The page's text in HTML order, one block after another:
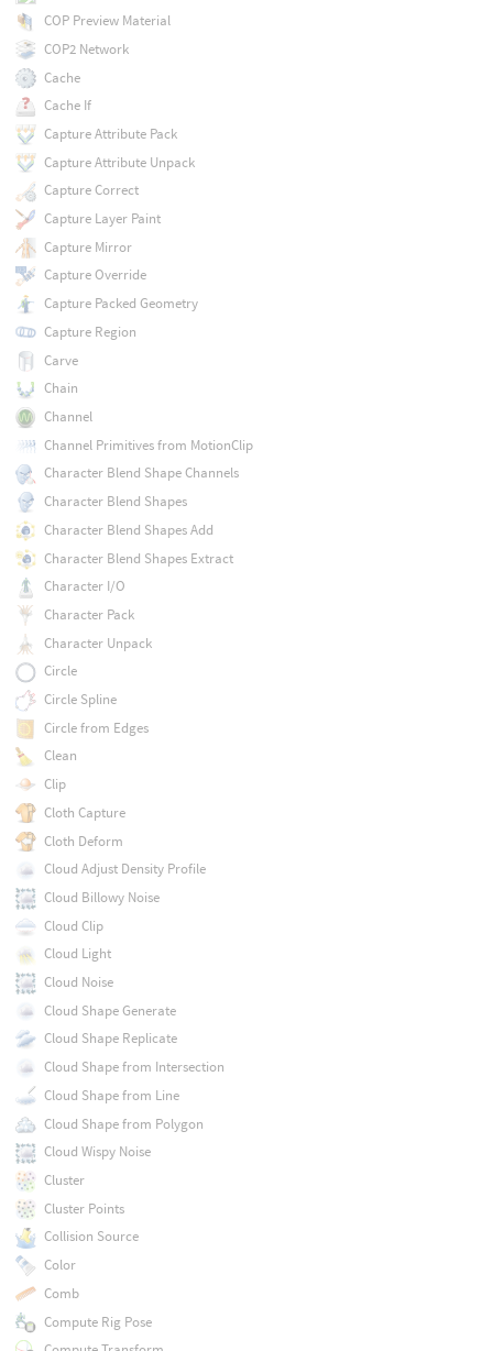
COP Preview Material
COP2 Network
Cache
Cache If
Capture Attribute Pack
Capture Attribute Unpack
Capture Correct
Capture Layer Paint
Capture Mirror
Capture Override
Capture Packed Geometry
Capture Region
Carve
Chain
Channel
Channel Primitives from MotionClip
Character Blend Shape Channels
Character Blend Shapes
Character Blend Shapes Add
Character Blend Shapes Extract
Character I/O
Character Pack
Character Unpack
Circle
Circle Spline
Circle from Edges
Clean
Clip
Cloth Capture
Cloth Deform
Cloud Adjust Density Profile
Cloud Billowy Noise
Cloud Clip
Cloud Light
Cloud Noise
Cloud Shape Generate
Cloud Shape Replicate
Cloud Shape from Intersection
Cloud Shape from Line
Cloud Shape from Polygon
Cloud Wispy Noise
Cluster
Cluster Points
Collision Source
Color
Comb
Compute Rig Pose